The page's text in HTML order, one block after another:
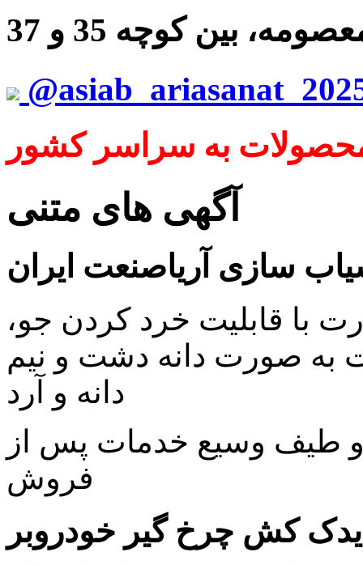
بین کوچه 35 و 37
به سراسر کشور
آگهی های متنی
سازی آریاصنعت ایران
با قابلیت خرد کردن جو،
به صورت دانه دشت و نیم
دانه و آرد
طیف وسیع خدمات پس از
فروش
یدک کش چرخ گیر خودروبر